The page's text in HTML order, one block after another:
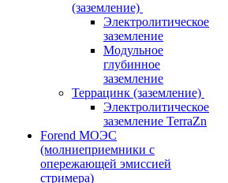
(заземление)
Электролитическое
заземление
Модульное
глубинное
заземление
Террацинк (заземление)
Электролитическое
заземление TerraZn
Forend МОЭС
(молниеприемники с
опережающей эмиссией
стримера)